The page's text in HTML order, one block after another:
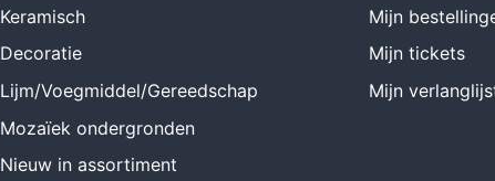
Keramisch
Decoratie
Lijm/Voegmiddel/Gereedschap
Mozaïek ondergronden
Nieuw in assortiment
Mijn
Mijn tickets
Mijn